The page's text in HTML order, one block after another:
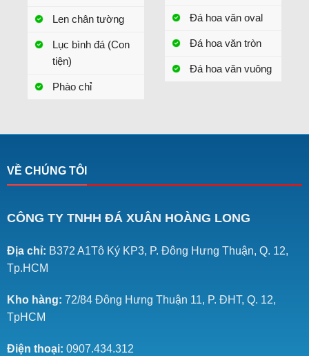
Len chân tường
Lục bình đá (Con
tiện)
Phào chỉ
Đá hoa văn oval
Đá hoa văn tròn
Đá hoa văn vuông
VỀ CHÚNG TÔI
CÔNG TY TNHH ĐÁ XUÂN HOÀNG LONG
Địa chỉ: B372 A1Tô Ký KP3, P. Đông Hưng Thuận, Q. 12,
Tp.HCM
Kho hàng: 72/84 Đông Hưng Thuận 11, P. ĐHT, Q. 12,
TpHCM
Điện thoại: 0907.434.312